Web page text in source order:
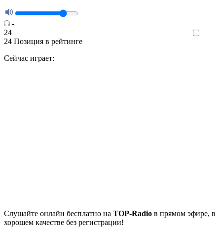
-
24
24 Позиция в рейтинге
Сейчас играет:
Cлушайте онлайн бесплатно на TOP-Radio в прямом эфире, в
хорошем качестве без регистрации!